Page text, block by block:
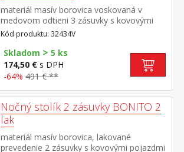
materiál masív borovica voskovaná v
medovom odtieni 3 zásuvky s kovovými
pojazdmi, 1 dvierka, 1 polica
Kód produktu: 32434V
Skladom > 5 ks
174,50 € s DPH
-64% 491 € **
Nočný stolík 2 zásuvky BONITO 2
lak
materiál masív borovica, lakované
prevedenie 2 zásuvky s kovovými pojazdmi